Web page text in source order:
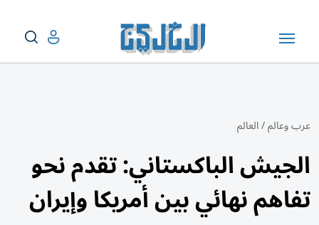
عرب وعالم/العالم
الجيش الباكستاني: ‌تقدم ‌⁠نحو
تفاهم نهائي بين أمريكا وإيران